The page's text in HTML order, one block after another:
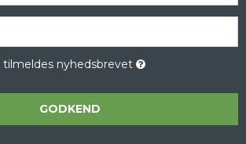
tilmeldes nyhedsbrevet
GODKEND